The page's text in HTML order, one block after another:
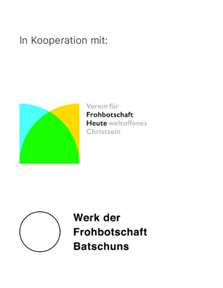
In Kooperation mit: